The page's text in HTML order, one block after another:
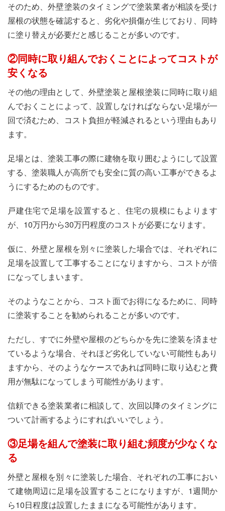
そのため、外壁塗装のタイミングで塗装業者が相談を受け
屋根の状態を確認すると、劣化や損傷が生じており、同時
に塗り替えが必要だと感じることが多いのです。
②同時に取り組んでおくことによってコストが
安くなる
その他の理由として、外壁塗装と屋根塗装に同時に取り組
んでおくことによって、設置しなければならない足場が一
回で済むため、コスト負担が軽減されるという理由もあり
ます。
足場とは、塗装工事の際に建物を取り囲むようにして設置
する、塗装職人が高所でも安全に質の高い工事ができるよ
うにするためのものです。
戸建住宅で足場を設置すると、住宅の規模にもよります
が、10万円から30万円程度のコストが必要になります。
仮に、外壁と屋根を別々に塗装した場合では、それぞれに
足場を設置して工事することになりますから、コストが倍
になってしまいます。
そのようなことから、コスト面でお得になるために、同時
に塗装することを勧められることが多いのです。
ただし、すでに外壁や屋根のどちらかを先に塗装を済ませ
ているような場合、それほど劣化していない可能性もあり
ますから、そのようなケースであれば同時に取り込むと費
用が無駄になってしまう可能性があります。
信頼できる塗装業者に相談して、次回以降のタイミングに
ついて計画するようにすればいいでしょう。
③足場を組んで塗装に取り組む頻度が少なくな
る
外壁と屋根を別々に塗装した場合、それぞれの工事におい
て建物周辺に足場を設置することになりますが、1週間か
ら10日程度は設置したままになる可能性があります。